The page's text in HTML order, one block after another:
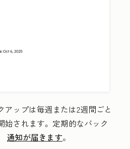
アップは毎週または2週間ごと
始されます。定期的なバック
通知が届きます。